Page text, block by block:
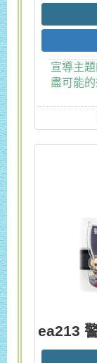
宣導主
盡可能
ea213